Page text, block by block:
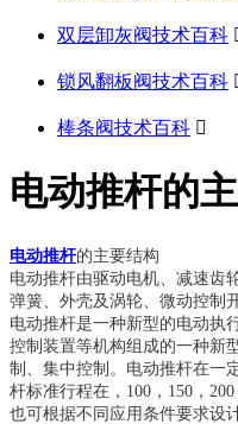
双层卸灰阀技术百科
锁风翻板阀技术百科
棒条阀技术百科 
电动推杆的
电动推杆的主要结构
电动推杆由驱动电机、减速齿
弹簧、外壳及涡轮、微动控制
电动推杆是一种新型的电动执
控制装置等机构组成的一种新
制、集中控制。电动推杆在一
杆标准行程在，100，150，
也可根据不同应用条件要求设